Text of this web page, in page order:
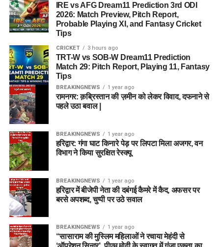
IRE vs AFG Dream11 Prediction 3rd ODI
2026: Match Preview, Pitch Report,
Probable Playing XI, and Fantasy Cricket
Tips
CRICKET 3 hours ago
TRT-W vs SOB-W Dream11 Prediction
Match 29: Pitch Report, Playing 11, Fantasy
Tips
BREAKINGNEWS 1 year ago
रामनगर: क़ब्रिस्तान की ज़मीन को लेकर विवाद, दफनाने से
पहले उठा बवाल |
BREAKINGNEWS 1 year ago
हरिद्वार: गंगा घाट किनारे पेड़ पर लिपटा मिला अजगर, वन
विभाग ने किया सुरक्षित रेस्क्यू
BREAKINGNEWS 1 year ago
हरिद्वार में बीजेपी नेता की दबंगई कैमरे में कैद, अफसर पर
बरसे अपशब्द, चुप्पी पर उठे सवाल
BREAKINGNEWS 1 year ago
“सासाराम की मुस्लिम महिलाओं ने रचाया मेहंदी से